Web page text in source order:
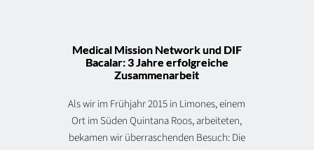
Medical Mission Network und DIF
Bacalar: 3 Jahre erfolgreiche
Zusammenarbeit
Als wir im Frühjahr 2015 in Limones, einem
Ort im Süden Quintana Roos, arbeiteten,
bekamen wir überraschenden Besuch: Die